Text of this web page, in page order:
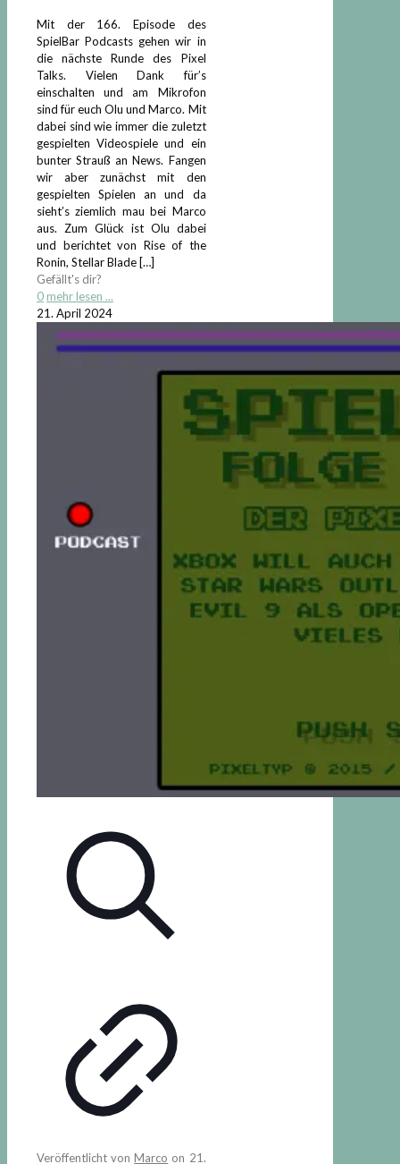
Mit der 166. Episode des
SpielBar Podcasts gehen wir in
die nächste Runde des Pixel
Talks. Vielen Dank für’s
einschalten und am Mikrofon
sind für euch Olu und Marco. Mit
dabei sind wie immer die zuletzt
gespielten Videospiele und ein
bunter Strauß an News. Fangen
wir aber zunächst mit den
gespielten Spielen an und da
sieht’s ziemlich mau bei Marco
aus. Zum Glück ist Olu dabei
und berichtet von Rise of the
Ronin, Stellar Blade[…]
Gefällt's dir?
0 mehr lesen ...
21. April 2024
Veröffentlicht vonMarco on 21.